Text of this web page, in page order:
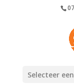
Selecteer